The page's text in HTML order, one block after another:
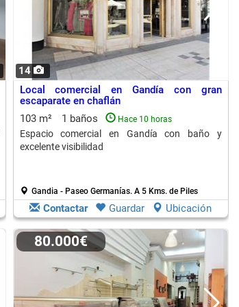
14
Local comercial en Gandía con gran
escaparate en chaflán
103 m²
1 baños Hace 10 horas
Espacio comercial en Gandía con baño y
excelente visibilidad
Gandia - Paseo Germanías. A 5 Kms. de Piles
Contactar Guardar Ubicación
80.000€